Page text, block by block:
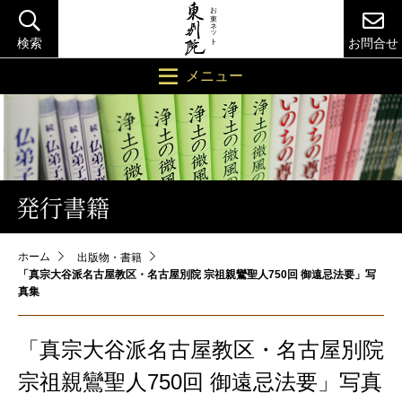
検索 お問合せ
メニュー
発行書籍
ホーム
出版物・書籍
「真宗大谷派名古屋教区・名古屋別院 宗祖親鸞聖人750回 御遠忌法要」写
真集
「真宗大谷派名古屋教区・名古屋別院
宗祖親鸞聖人750回 御遠忌法要」写真